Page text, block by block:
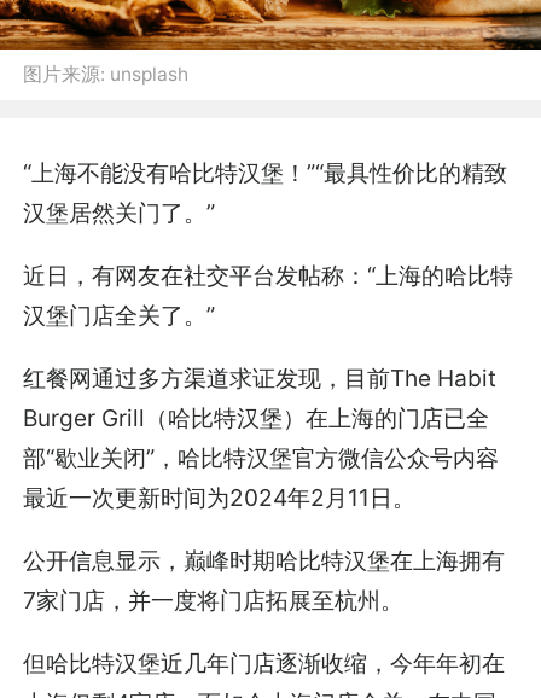
图片来源: unsplash
“上海不能没有哈比特汉堡！”“最具性价比的精致
汉堡居然关门了。”
近日，有网友在社交平台发帖称：“上海的哈比特
汉堡门店全关了。”
红餐网通过多方渠道求证发现，目前The Habit
Burger Grill（哈比特汉堡）在上海的门店已全
部“歇业关闭”，哈比特汉堡官方微信公众号内容
最近一次更新时间为2024年2月11日。
公开信息显示，巅峰时期哈比特汉堡在上海拥有
7家门店，并一度将门店拓展至杭州。
但哈比特汉堡近几年门店逐渐收缩，今年年初在